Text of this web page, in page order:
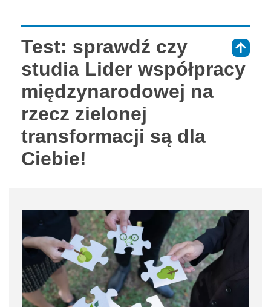
Test: sprawdź czy
studia Lider współpracy
międzynarodowej na
rzecz zielonej
transformacji są dla
Ciebie!